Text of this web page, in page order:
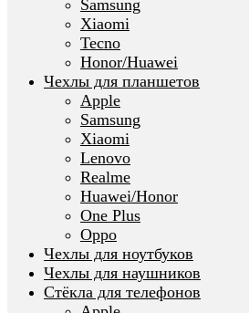
Samsung
Xiaomi
Tecno
Honor/Huawei
Чехлы для планшетов
Apple
Samsung
Xiaomi
Lenovo
Realme
Huawei/Honor
One Plus
Oppo
Чехлы для ноутбуков
Чехлы для наушников
Стёкла для телефонов